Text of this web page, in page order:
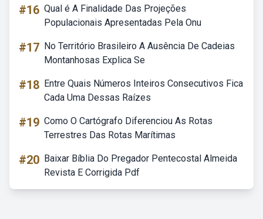
#16 Qual é A Finalidade Das Projeções
Populacionais Apresentadas Pela Onu
#17 No Território Brasileiro A Ausência De Cadeias
Montanhosas Explica Se
#18 Entre Quais Números Inteiros Consecutivos Fica
Cada Uma Dessas Raízes
#19 Como O Cartógrafo Diferenciou As Rotas
Terrestres Das Rotas Marítimas
#20 Baixar Bíblia Do Pregador Pentecostal Almeida
Revista E Corrigida Pdf